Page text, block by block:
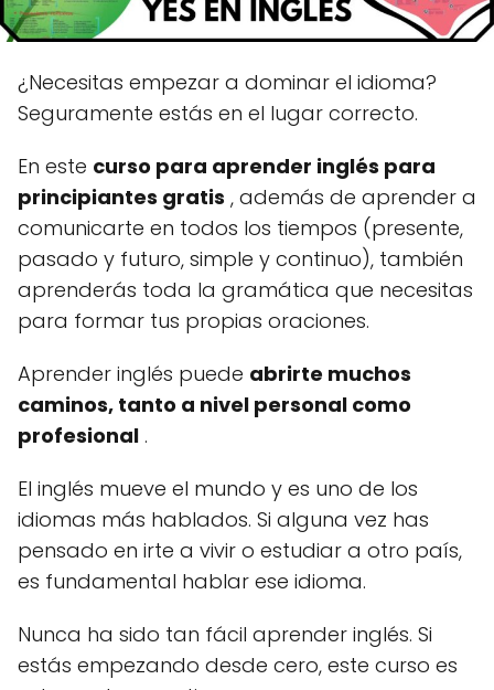
¿Necesitas empezar a dominar el idioma?
Seguramente estás en el lugar correcto.
En este curso para aprender inglés para
principiantes gratis , además de aprender a
comunicarte en todos los tiempos (presente,
pasado y futuro, simple y continuo), también
aprenderás toda la gramática que necesitas
para formar tus propias oraciones.
Aprender inglés puede abrirte muchos
caminos, tanto a nivel personal como
profesional .
El inglés mueve el mundo y es uno de los
idiomas más hablados. Si alguna vez has
pensado en irte a vivir o estudiar a otro país,
es fundamental hablar ese idioma.
Nunca ha sido tan fácil aprender inglés. Si
estás empezando desde cero, este curso es